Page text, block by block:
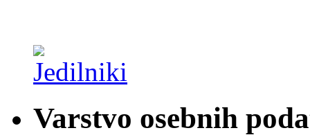
Varstvo osebnih